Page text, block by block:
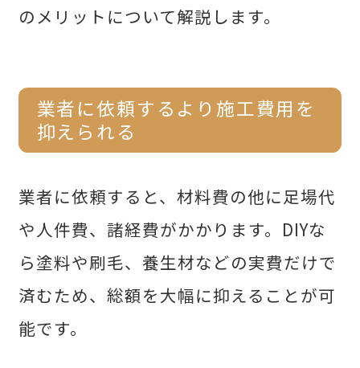
のメリットについて解説します。
業者に依頼するより施工費用を
抑えられる
業者に依頼すると、材料費の他に足場代
や人件費、諸経費がかかります。DIYな
ら塗料や刷毛、養生材などの実費だけで
済むため、総額を大幅に抑えることが可
能です。